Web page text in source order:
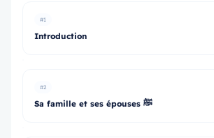
#1
Introduction
#2
Sa famille et ses épouses ﷺ